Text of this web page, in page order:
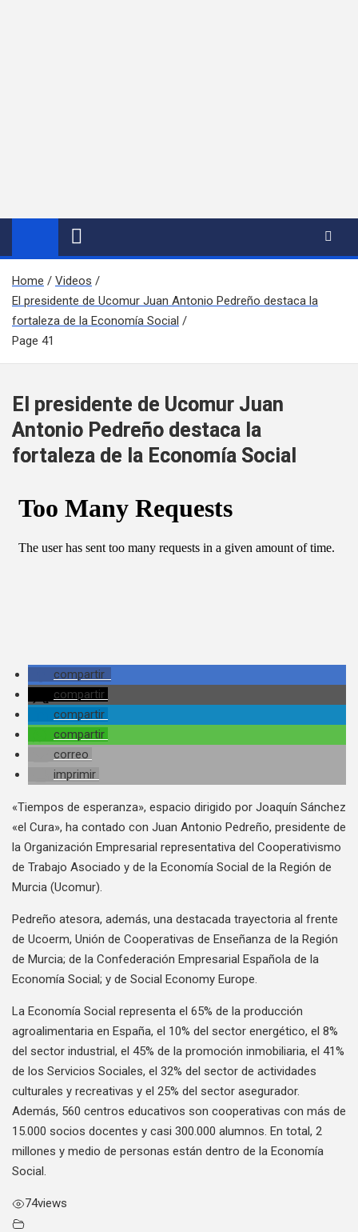
Home
Videos
El presidente de Ucomur Juan Antonio Pedreño destaca la
fortaleza de la Economía Social
Page 41
El presidente de Ucomur Juan
Antonio Pedreño destaca la
fortaleza de la Economía Social
compartir
compartir
compartir
compartir
correo
imprimir
«Tiempos de esperanza», espacio dirigido por Joaquín Sánchez
«el Cura», ha contado con Juan Antonio Pedreño, presidente de
la Organización Empresarial representativa del Cooperativismo
de Trabajo Asociado y de la Economía Social de la Región de
Murcia (Ucomur).
Pedreño atesora, además, una destacada trayectoria al frente
de Ucoerm, Unión de Cooperativas de Enseñanza de la Región
de Murcia; de la Confederación Empresarial Española de la
Economía Social; y de Social Economy Europe.
La Economía Social representa el 65% de la producción
agroalimentaria en España, el 10% del sector energético, el 8%
del sector industrial, el 45% de la promoción inmobiliaria, el 41%
de los Servicios Sociales, el 32% del sector de actividades
culturales y recreativas y el 25% del sector asegurador.
Además, 560 centros educativos son cooperativas con más de
15.000 socios docentes y casi 300.000 alumnos. En total, 2
millones y medio de personas están dentro de la Economía
Social.
74views